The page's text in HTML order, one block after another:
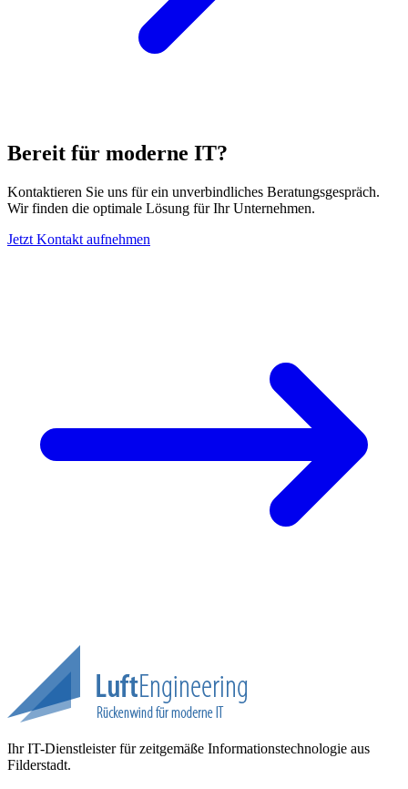
Bereit für moderne IT?
Kontaktieren Sie uns für ein unverbindliches Beratungsgespräch.
Wir finden die optimale Lösung für Ihr Unternehmen.
Jetzt Kontakt aufnehmen
Ihr IT-Dienstleister für zeitgemäße Informationstechnologie aus
Filderstadt.